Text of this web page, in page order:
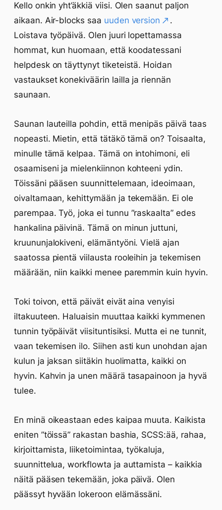
Kello onkin yht’äkkiä viisi. Olen saanut paljon
aikaan. Air-blocks saa uuden version
.
Loistava työpäivä. Olen juuri lopettamassa
hommat, kun huomaan, että koodatessani
helpdesk on täyttynyt tiketeistä. Hoidan
vastaukset konekiväärin lailla ja riennän
saunaan.
Saunan lauteilla pohdin, että menipäs päivä taas
nopeasti. Mietin, että tätäkö tämä on? Toisaalta,
minulle tämä kelpaa. Tämä on intohimoni, eli
osaamiseni ja mielenkiinnon kohteeni ydin.
Töissäni pääsen suunnittelemaan, ideoimaan,
oivaltamaan, kehittymään ja tekemään. Ei ole
parempaa. Työ, joka ei tunnu ”raskaalta” edes
hankalina päivinä. Tämä on minun juttuni,
kruununjalokiveni, elämäntyöni. Vielä ajan
saatossa pientä viilausta rooleihin ja tekemisen
määrään, niin kaikki menee paremmin kuin hyvin.
Toki toivon, että päivät eivät aina venyisi
iltakuuteen. Haluaisin muuttaa kaikki kymmenen
tunnin työpäivät viisituntisiksi. Mutta ei ne tunnit,
vaan tekemisen ilo. Siihen asti kun unohdan ajan
kulun ja jaksan siitäkin huolimatta, kaikki on
hyvin. Kahvin ja unen määrä tasapainoon ja hyvä
tulee.
En minä oikeastaan edes kaipaa muuta. Kaikista
eniten ”töissä” rakastan bashia, SCSS:ää, rahaa,
kirjoittamista, liiketoimintaa, työkaluja,
suunnittelua, workflowta ja auttamista – kaikkia
näitä pääsen tekemään, joka päivä. Olen
päässyt hyvään lokeroon elämässäni.